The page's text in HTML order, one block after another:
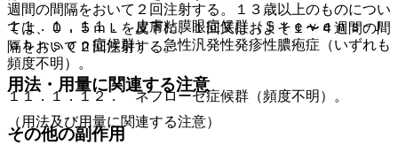
１１．１．１１． 皮膚粘膜眼症候群（Ｓｔｅｖｅｎｓ−Ｊ
ｏｈｎｓｏｎ症候群）、急性汎発性発疹性膿疱症（いずれも
頻度不明）。
１１．１．１２． ネフローゼ症候群（頻度不明）。
その他の副作用
週間の間隔をおいて２回注射する。１３歳以上のものについ
ては、０．５ｍＬを皮下に、１回又はおよそ１〜４週間の間
隔をおいて２回注射する。
用法・用量に関連する注意
（用法及び用量に関連する注意）